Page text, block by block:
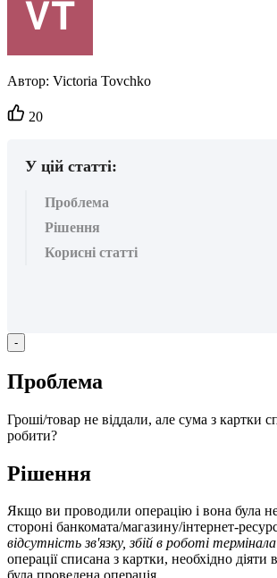
Автор: Victoria Tovchko
Кількість
вподобайок:
20
У цій статті:
Проблема
Рішення
Корисні статті
-
Проблема
Гроші/товар не віддали, але сума з картки с
робити?
Рішення
Якщо ви проводили операцію і вона була н
стороні банкомата/магазину/інтернет-ресур
відсутність зв'язку, збій в роботі термінала
операції списана з картки, необхідно діяти в